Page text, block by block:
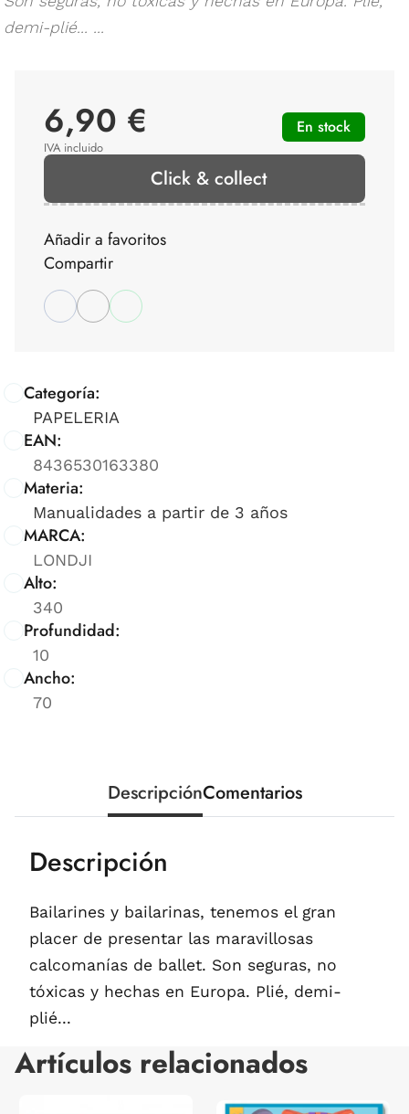
demi-plié... ...
Categoría:
PAPELERIA
EAN:
8436530163380
Materia:
Manualidades a partir de 3 años
MARCA:
LONDJI
Alto:
340
Profundidad:
10
Ancho:
70
6,90 €
IVA incluido
En stock
Click & collect
Añadir a favoritos
Compartir
DescripciónComentarios
Descripción
Bailarines y bailarinas, tenemos el gran
placer de presentar las maravillosas
calcomanías de ballet. Son seguras, no
tóxicas y hechas en Europa. Plié, demi-
plié...
Artículos relacionados